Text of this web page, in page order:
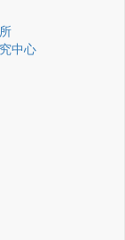
中心